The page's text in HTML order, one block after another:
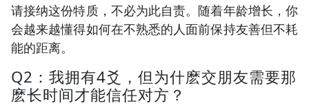
请接纳这份特质，不必为此自责。随着年龄增长，你
会越来越懂得如何在不熟悉的人面前保持友善但不耗
能的距离。
Q2：我拥有4爻，但为什麽交朋友需要那
麽长时间才能信任对方？